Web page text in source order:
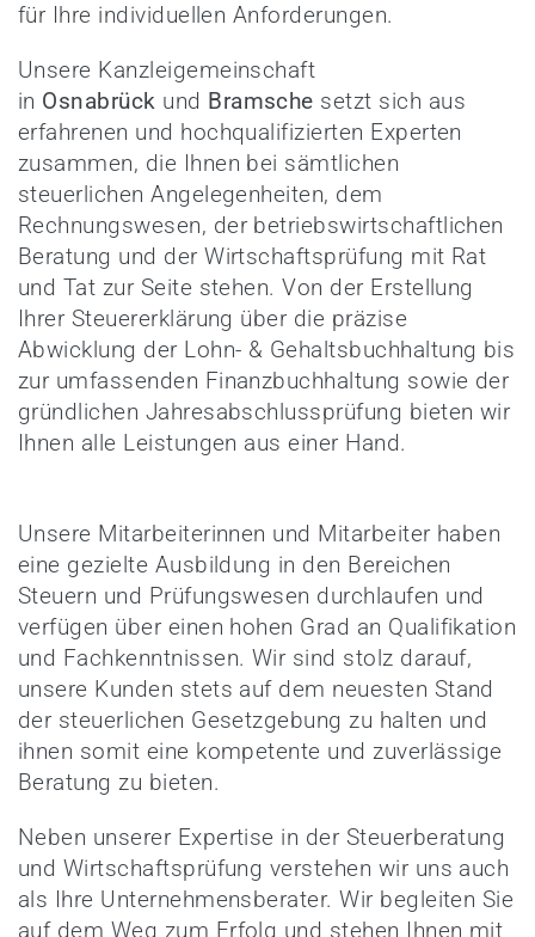
für Ihre individuellen Anforderungen.
Unsere Kanzleigemeinschaft
in Osnabrück und Bramsche setzt sich aus
erfahrenen und hochqualifizierten Experten
zusammen, die Ihnen bei sämtlichen
steuerlichen Angelegenheiten, dem
Rechnungswesen, der betriebswirtschaftlichen
Beratung und der Wirtschaftsprüfung mit Rat
und Tat zur Seite stehen. Von der Erstellung
Ihrer Steuererklärung über die präzise
Abwicklung der Lohn- & Gehaltsbuchhaltung bis
zur umfassenden Finanzbuchhaltung sowie der
gründlichen Jahresabschlussprüfung bieten wir
Ihnen alle Leistungen aus einer Hand.
Unsere Mitarbeiterinnen und Mitarbeiter haben
eine gezielte Ausbildung in den Bereichen
Steuern und Prüfungswesen durchlaufen und
verfügen über einen hohen Grad an Qualifikation
und Fachkenntnissen. Wir sind stolz darauf,
unsere Kunden stets auf dem neuesten Stand
der steuerlichen Gesetzgebung zu halten und
ihnen somit eine kompetente und zuverlässige
Beratung zu bieten.
Neben unserer Expertise in der Steuerberatung
und Wirtschaftsprüfung verstehen wir uns auch
als Ihre Unternehmensberater. Wir begleiten Sie
auf dem Weg zum Erfolg und stehen Ihnen mit